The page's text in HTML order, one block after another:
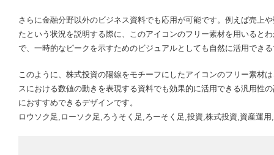
さらに金融分野以外のビジネス資料でも応用が可能です。例えば売上
たという状況を説明する際に、このアイコンのフリー素材を用いると
で、一時的なピークを示すためのビジュアルとしても自然に活用できる
このように、株式投資の陽線をモチーフにしたアイコンのフリー素材
スにおける数値の動きを表現する資料でも効果的に活用できる汎用性
におすすめできるデザインです。
ロウソク足,ローソク足,ろうそく足,ろーそく足,投資,株式投資,資産運